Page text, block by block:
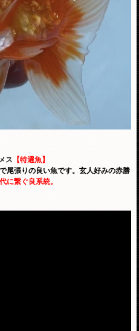
ス 【特選魚】
尾張りの良い魚です。玄人好みの赤勝
に繋ぐ良系統。